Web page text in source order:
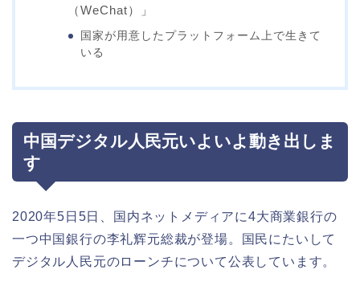
（WeChat）」
国家が用意したプラットフォーム上で生きて
いる
中国デジタル人民元いよいよ動き出しま
す
2020年5日5日、国内ネットメディアに4大商業銀行の
一つ中国銀行の李礼辉元総裁が登場。国民にたいして
デジタル人民元のローンチについて公表しています。